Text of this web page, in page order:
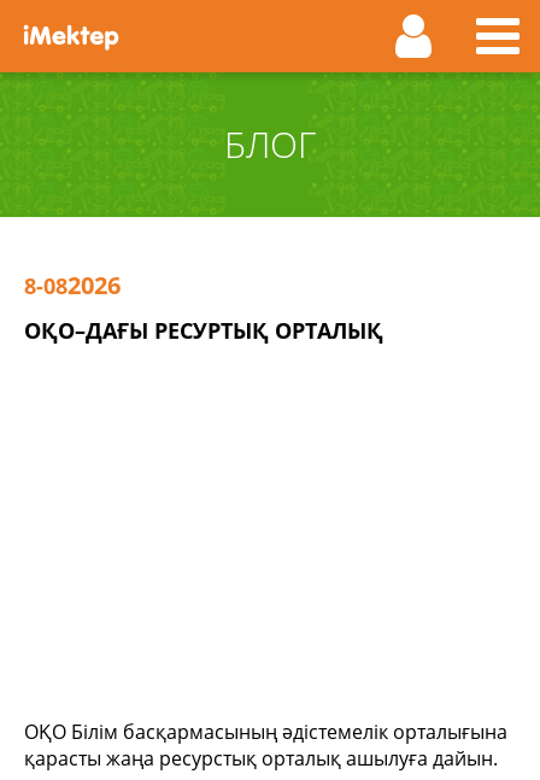
БЛОГ
8-082026
ОҚО–ДАҒЫ РЕСУРТЫҚ ОРТАЛЫҚ
ОҚО Білім басқармасының әдістемелік орталығына
қарасты жаңа ресурстық орталық ашылуға дайын.